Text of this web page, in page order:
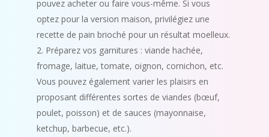
pouvez acheter ou faire vous-même. Si vous
optez pour la version maison, privilégiez une
recette de pain brioché pour un résultat moelleux.
Préparez vos garnitures : viande hachée,
fromage, laitue, tomate, oignon, cornichon, etc.
Vous pouvez également varier les plaisirs en
proposant différentes sortes de viandes (bœuf,
poulet, poisson) et de sauces (mayonnaise,
ketchup, barbecue, etc.).